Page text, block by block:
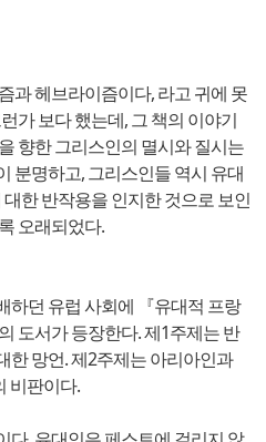
과 헤브라이즘이다, 라고 귀에 못
가 보다 했는데, 그 책의 이야기
향한 그리스인의 멸시와 질시는
분명하고, 그리스인들 역시 유대
한 반작용을 인지한 것으로 보인
오래되었다.
하던 유럽 사회에 『유대적 프랑
도서가 등장한다. 제1주제는 반
한 망언. 제2주제는 아리아인과
비판이다.